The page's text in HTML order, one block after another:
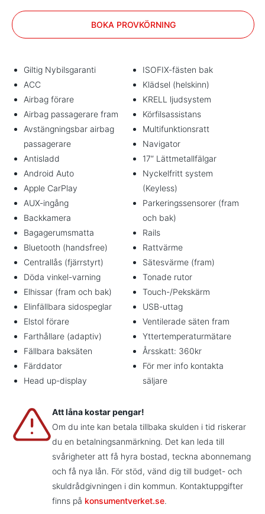
BOKA PROVKÖRNING
Giltig Nybilsgaranti
ACC
Airbag förare
Airbag passagerare fram
Avstängningsbar airbag
passagerare
Antisladd
Android Auto
Apple CarPlay
AUX-ingång
Backkamera
Bagagerumsmatta
Bluetooth (handsfree)
Centrallås (fjärrstyrt)
Döda vinkel-varning
Elhissar (fram och bak)
Elinfällbara sidospeglar
Elstol förare
Farthållare (adaptiv)
Fällbara baksäten
Färddator
Head up-display
ISOFIX-fästen bak
Klädsel (helskinn)
KRELL ljudsystem
Körfilsassistans
Multifunktionsratt
Navigator
17” Lättmetallfälgar
Nyckelfritt system
(Keyless)
Parkeringssensorer (fram
och bak)
Rails
Rattvärme
Sätesvärme (fram)
Tonade rutor
Touch-/Pekskärm
USB-uttag
Ventilerade säten fram
Yttertemperaturmätare
Årsskatt: 360kr
För mer info kontakta
säljare
Att låna kostar pengar!
Om du inte kan betala tillbaka skulden i tid riskerar
du en betalningsanmärkning. Det kan leda till
svårigheter att få hyra bostad, teckna abonnemang
och få nya lån. För stöd, vänd dig till budget- och
skuldrådgivningen i din kommun. Kontaktuppgifter
finns på konsumentverket.se.